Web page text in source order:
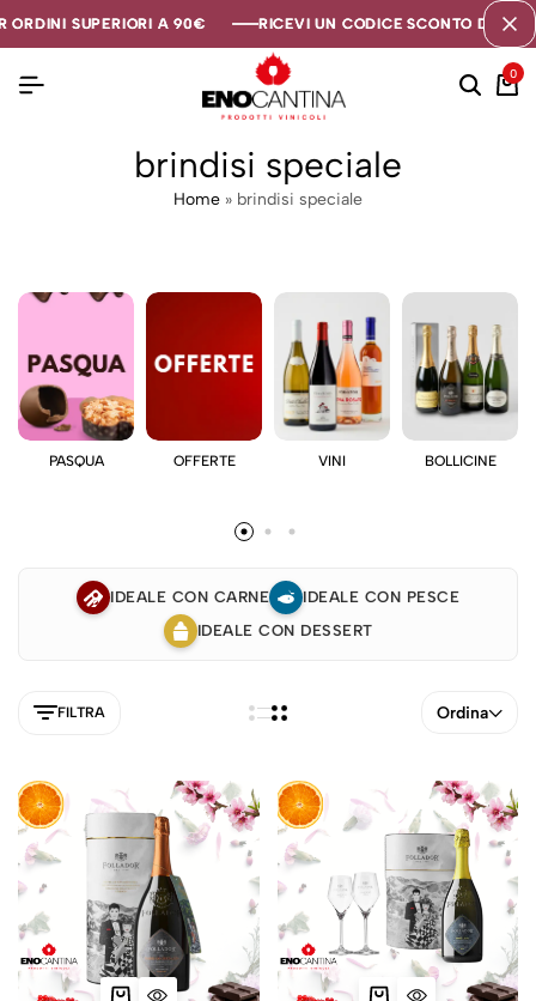
ORDINI SUPERIORI A 90€ RICEVI UN CODICE SCONTO DI 5€
ORDINI SUPERIORI A 90€ RICEVI UN CODICE SCONTO DI 5€
ORDINI SUPERIORI A 90€ RICEVI UN CODICE SCONTO DI 5€
0
brindisi speciale
Home » brindisi speciale
PASQUA OFFERTE VINI BOLLICINE
IDEALE CON CARNE
IDEALE CON PESCE
IDEALE CON DESSERT
FILTRA Ordina